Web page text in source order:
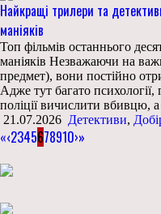
Найкращі трилери та
маніяків
Топ фільмів останнього
маніяків Незважаючи на
предмет), вони постійно
Адже тут багато психології,
поліції вичислити вбивцю, а
21.07.2026 Детективи,
«‹2345678910›»